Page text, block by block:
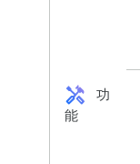
handyman
功
能